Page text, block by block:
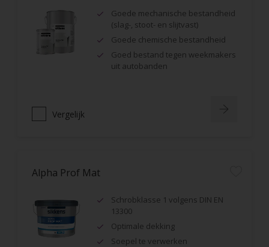
Goede mechanische bestandheid
(slag-, stoot- en slijtvast)
Goede chemische bestandheid
Goed bestand tegen weekmakers
uit autobanden
Vergelijk
Alpha Prof Mat
Schrobklasse 1 volgens DIN EN
13300
Optimale dekking
Soepel te verwerken